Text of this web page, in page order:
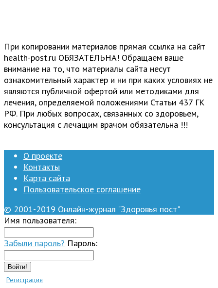
При копировании материалов прямая ссылка на сайт
health-post.ru ОБЯЗАТЕЛЬНА! Обращаем ваше
внимание на то, что материалы сайта несут
ознакомительный характер и ни при каких условиях не
являются публичной офертой или методиками для
лечения, определяемой положениями Статьи 437 ГК
РФ. При любых вопросах, связанных со здоровьем,
консультация с лечащим врачом обязательна !!!
О проекте
Контакты
Карта сайта
Пользовательское соглашение
© 2001-2019 Онлайн-журнал "Здоровья пост"
Имя пользователя:
Забыли пароль? Пароль:
Войти!
Регистрация